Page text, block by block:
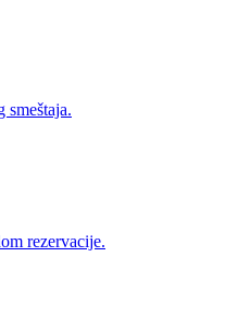
smeštaja.
rezervacije.